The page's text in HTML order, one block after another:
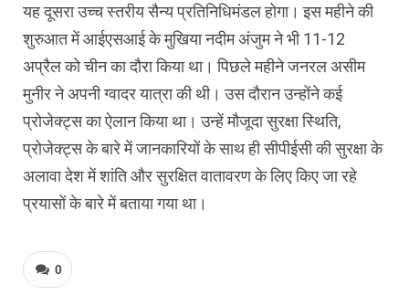
यह दूसरा उच्च स्तरीय सैन्य प्रतिनिधिमंडल होगा। इस महीने की
शुरुआत में आईएसआई के मुखिया नदीम अंजुम ने भी 11-12
अप्रैल को चीन का दौरा किया था। पिछले महीने जनरल असीम
मुनीर ने अपनी ग्वादर यात्रा की थी। उस दौरान उन्‍होंने कई
प्रोजेक्‍ट्स का ऐलान किया था। उन्हें मौजूदा सुरक्षा स्थिति,
प्रोजेक्‍ट्स के बारे में जानकारियों के साथ ही सीपीईसी की सुरक्षा के
अलावा देश में शांति और सुरक्षित वातावरण के लिए किए जा रहे
प्रयासों के बारे में बताया गया था।
0